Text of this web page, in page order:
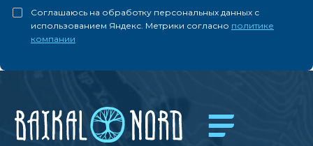
Соглашаюсь на обработку персональных данных с
использованием Яндекс. Метрики согласно политике
компании